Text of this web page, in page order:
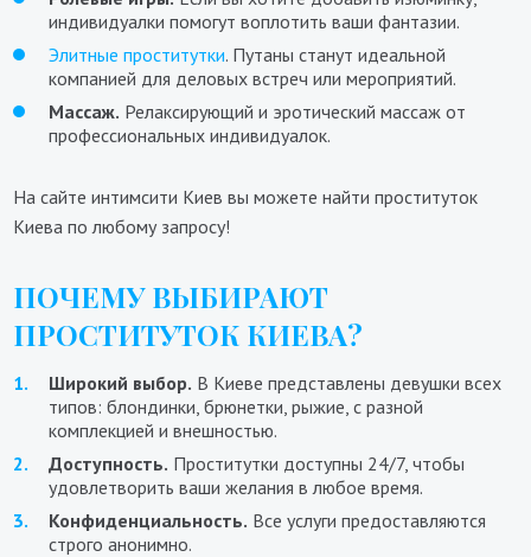
индивидуалки помогут воплотить ваши фантазии.
Элитные проститутки. Путаны станут идеальной
компанией для деловых встреч или мероприятий.
Массаж. Релаксирующий и эротический массаж от
профессиональных индивидуалок.
На сайте интимсити Киев вы можете найти проституток
Киева по любому запросу!
ПОЧЕМУ ВЫБИРАЮТ
ПРОСТИТУТОК КИЕВА?
Широкий выбор. В Киеве представлены девушки всех
типов: блондинки, брюнетки, рыжие, с разной
комплекцией и внешностью.
Доступность. Проститутки доступны 24/7, чтобы
удовлетворить ваши желания в любое время.
Конфиденциальность. Все услуги предоставляются
строго анонимно.